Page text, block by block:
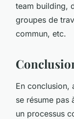
team building,
groupes de
commun, etc.
En conclusion,
se résume pas
un processus